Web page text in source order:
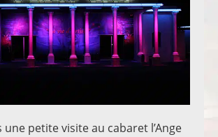
une petite visite au cabaret l’Ange